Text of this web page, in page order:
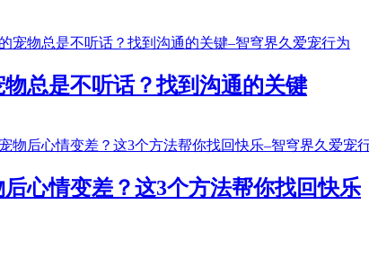
总是不听话？找到沟通的关键
心情变差？这3个方法帮你找回快乐